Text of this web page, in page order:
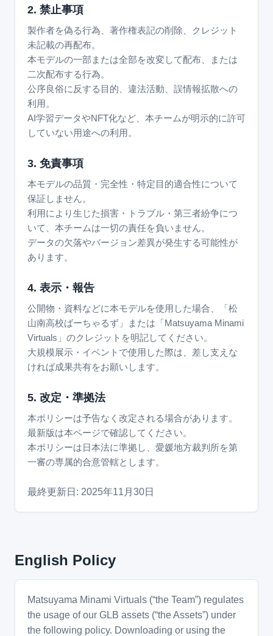
2. 禁止事項
製作者を偽る行為、著作権表記の削除、クレジット
未記載の再配布。
本モデルの一部または全部を改変して配布、または
二次配布する行為。
公序良俗に反する目的、違法活動、誤情報拡散への
利用。
AI学習データやNFT化など、本チームが明示的に許可
していない用途への利用。
3. 免責事項
本モデルの品質・完全性・特定目的適合性について
保証しません。
利用により生じた損害・トラブル・第三者紛争につ
いて、本チームは一切の責任を負いません。
データの欠落やバージョン差異が発生する可能性が
あります。
4. 表示・報告
公開物・資料などに本モデルを使用した場合、「松
山南高校ばーちゃるず」または「Matsuyama Minami
Virtuals」のクレジットを明記してください。
大規模展示・イベントで使用した際は、差し支えな
ければ成果共有をお願いします。
5. 改定・準拠法
本ポリシーは予告なく改定される場合があります。
最新版は本ページで確認してください。
本ポリシーは日本法に準拠し、愛媛地方裁判所を第
一審の専属的合意管轄とします。
最終更新日: 2025年11月30日
English Policy
Matsuyama Minami Virtuals (“the Team”) regulates
the usage of our GLB assets (“the Assets”) under
the following policy. Downloading or using the